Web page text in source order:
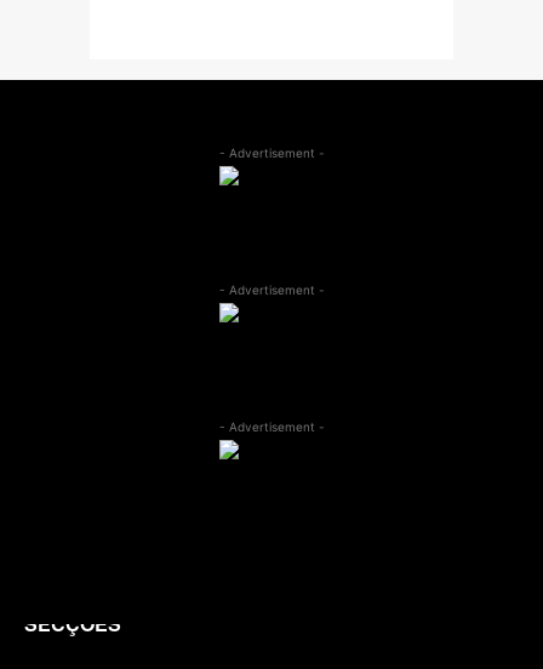
- Advertisement -
- Advertisement -
- Advertisement -
SECÇÕES